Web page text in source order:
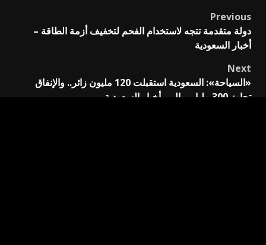
Post
navigation
Previous
دولة متقدمة تتجه لاستخدام الفحم لتخفيف أزمة الطاقة –
أخبار السعودية
Next
«السياحة»: السعودية استقبلت 120 مليون زائر.. والإنفاق
تجاوز 300 مليار ريال – أخبار السعودية